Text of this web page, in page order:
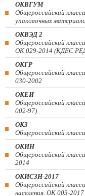
ОКВГУМ
Общероссийский
упаковочных
ОКВЭД 2
Общероссийский
ОК 029-2014 (КДЕС
ОКГР
Общероссийский
030-2002
ОКЕИ
Общероссийский
002-97)
ОКЗ
Общероссийский
ОКИН
Общероссийский
2014
ОКИСЗН-2017
Общероссийский
населения. ОК 003-2017